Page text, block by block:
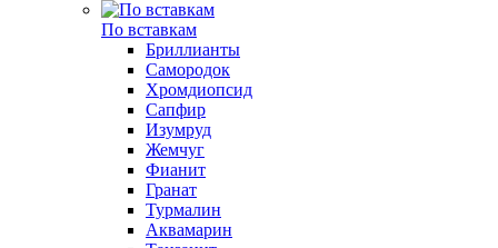
По вставкам
Бриллианты
Самородок
Хромдиопсид
Сапфир
Изумруд
Жемчуг
Фианит
Гранат
Турмалин
Аквамарин